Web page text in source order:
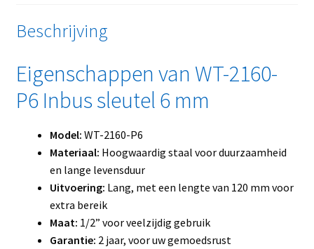
Beschrijving
Eigenschappen van WT-2160-
P6 Inbus sleutel 6 mm
Model: WT-2160-P6
Materiaal: Hoogwaardig staal voor duurzaamheid
en lange levensduur
Uitvoering: Lang, met een lengte van 120 mm voor
extra bereik
Maat: 1/2” voor veelzijdig gebruik
Garantie: 2 jaar, voor uw gemoedsrust